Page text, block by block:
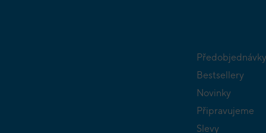
Předobjednávky
Bestsellery
Novinky
Připravujeme
Slevy